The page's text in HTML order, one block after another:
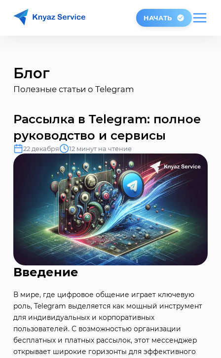
НАЧАТЬ
Блог
Полезные статьи о Telegram
Рассылка в Telegram: полное
руководство и сервисы
22 декабря 12 минут на чтение
Введение
В мире, где цифровое общение играет ключевую
роль, Telegram выделяется как мощный инструмент
для индивидуальных и корпоративных
пользователей. С возможностью организации
бесплатных и платных рассылок, этот мессенджер
открывает широкие горизонты для эффективного